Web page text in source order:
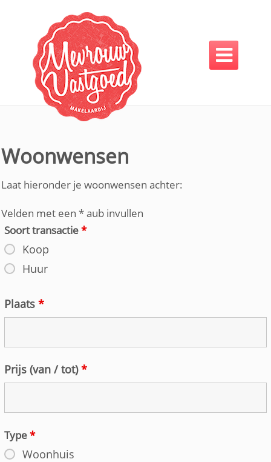

Woonwensen
Laat hieronder je woonwensen achter:
Velden met een * aub invullen
Soort transactie*
Koop
Huur
Plaats *
Prijs (van / tot)*
Type*
Woonhuis